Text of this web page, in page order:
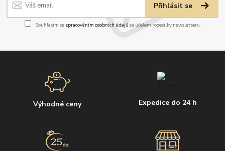
Přihlásit se
Souhlasím se zpracováním osobních údajůza účelem rozesílky newsletteru.
Výhodné ceny Expedice do 24 h